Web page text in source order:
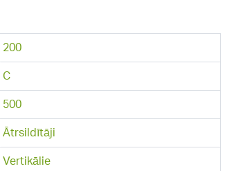
200
C
500
Ātrsildītāji
Vertikālie